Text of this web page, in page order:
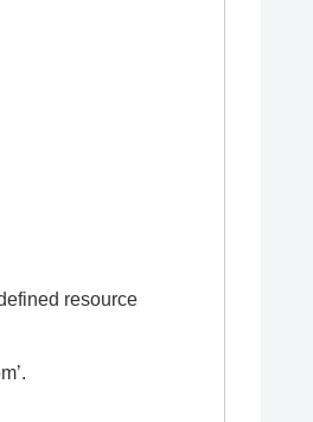
resource